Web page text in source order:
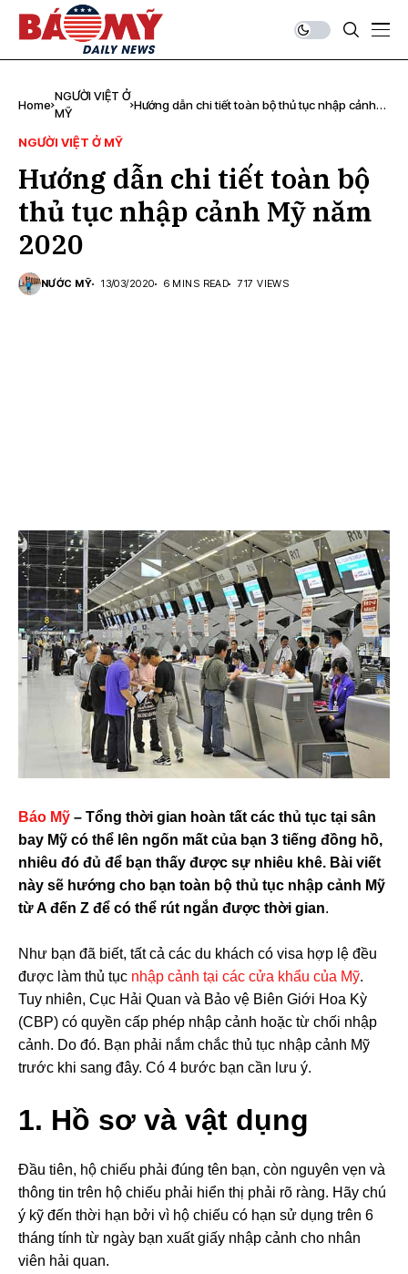
Home
NGƯỜI VIỆT Ở
MỸ
Hướng dẫn chi tiết toàn bộ thủ tục nhập cảnh
NGƯỜI VIỆT Ở MỸ
Hướng dẫn chi tiết toàn bộ
thủ tục nhập cảnh Mỹ năm
2020
NƯỚC MỸ 13/03/2020 6 MINS READ 717 VIEWS
Báo Mỹ – Tổng thời gian hoàn tất các thủ tục tại sân
bay Mỹ có thể lên ngốn mất của bạn 3 tiếng đồng hồ,
nhiêu đó đủ để bạn thấy được sự nhiêu khê. Bài viết
này sẽ hướng cho bạn toàn bộ thủ tục nhập cảnh Mỹ
từ A đến Z để có thể rút ngắn được thời gian.
Như bạn đã biết, tất cả các du khách có visa hợp lệ đều
được làm thủ tục nhập cảnh tại các cửa khẩu của Mỹ.
Tuy nhiên, Cục Hải Quan và Bảo vệ Biên Giới Hoa Kỳ
(CBP) có quyền cấp phép nhập cảnh hoặc từ chối nhập
cảnh. Do đó. Bạn phải nắm chắc thủ tục nhập cảnh Mỹ
trước khi sang đây. Có 4 bước bạn cần lưu ý.
1. Hồ sơ và vật dụng
Đầu tiên, hộ chiếu phải đúng tên bạn, còn nguyên vẹn và
thông tin trên hộ chiếu phải hiển thị phải rõ ràng. Hãy chú
ý kỹ đến thời hạn bởi vì hộ chiếu có hạn sử dụng trên 6
tháng tính từ ngày bạn xuất giấy nhập cảnh cho nhân
viên hải quan.